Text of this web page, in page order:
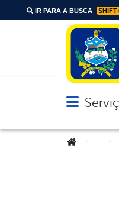
IR PARA A BUSCA
Abrir
Você está